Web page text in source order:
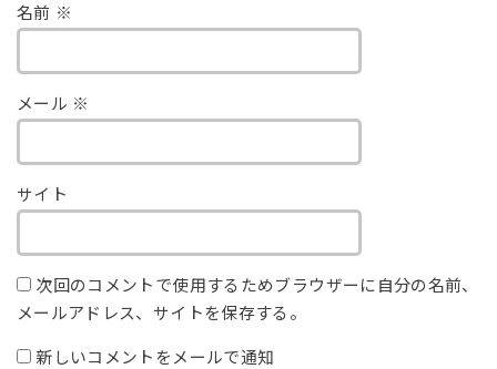
名前 ※
メール ※
サイト
次回のコメントで使用するためブラウザーに自分の名前、
メールアドレス、サイトを保存する。
新しいコメントをメールで通知